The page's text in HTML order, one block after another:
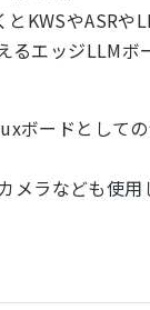
KWSやASRや
るエッジLLMボ
ボードとして
ラなども使用